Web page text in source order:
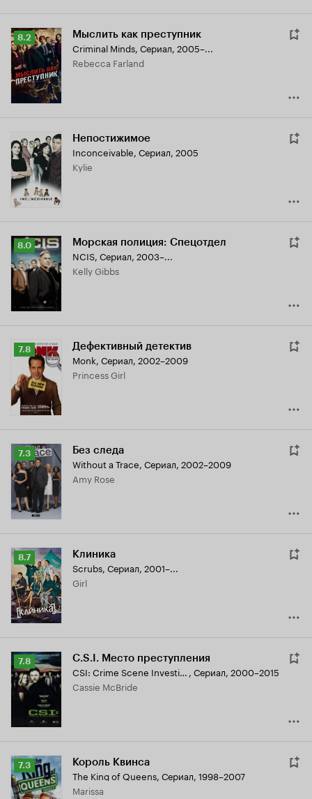
Рейтинг
Кинопоиска
8.2
8.2 Мыслить как преступник
Criminal Minds, Сериал, 2005–...
Rebecca Farland
Непостижимое
Inconceivable, Сериал, 2005
Kylie
Рейтинг
Кинопоиска
8.0
8.0 Морская полиция: Спецотдел
NCIS, Сериал, 2003–...
Kelly Gibbs
Рейтинг
Кинопоиска
7.8
7.8 Дефективный детектив
Monk, Сериал, 2002–2009
Princess Girl
Рейтинг
Кинопоиска
7.3
7.3 Без следа
Without a Trace, Сериал, 2002–2009
Amy Rose
Рейтинг
Кинопоиска
8.7
8.7 Клиника
Scrubs, Сериал, 2001–...
Girl
Рейтинг
Кинопоиска
7.8
7.8 C.S.I. Место преступления
CSI: Crime Scene Investigation , Сериал, 2000–2015
Cassie McBride
Рейтинг
Кинопоиска
7.3
7.3 Король Квинса
The King of Queens, Сериал, 1998–2007
Marissa